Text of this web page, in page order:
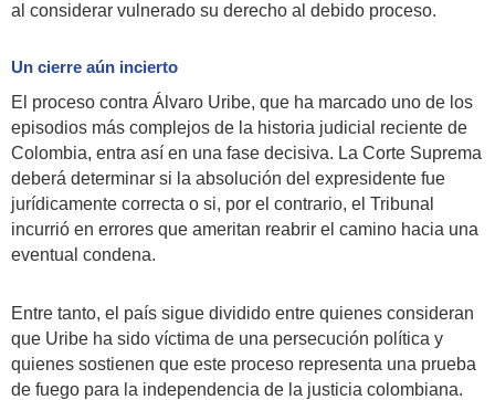
al considerar vulnerado su derecho al debido proceso.
Un cierre aún incierto
El proceso contra Álvaro Uribe, que ha marcado uno de los
episodios más complejos de la historia judicial reciente de
Colombia, entra así en una fase decisiva. La Corte Suprema
deberá determinar si la absolución del expresidente fue
jurídicamente correcta o si, por el contrario, el Tribunal
incurrió en errores que ameritan reabrir el camino hacia una
eventual condena.
Entre tanto, el país sigue dividido entre quienes consideran
que Uribe ha sido víctima de una persecución política y
quienes sostienen que este proceso representa una prueba
de fuego para la independencia de la justicia colombiana.